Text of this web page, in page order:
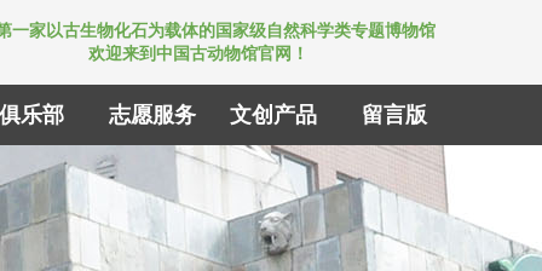
一家以古生物化石为载体的国家级自然科学类专题博物馆
欢迎来到中国古动物馆官网！
俱乐部 志愿服务 文创产品 留言版